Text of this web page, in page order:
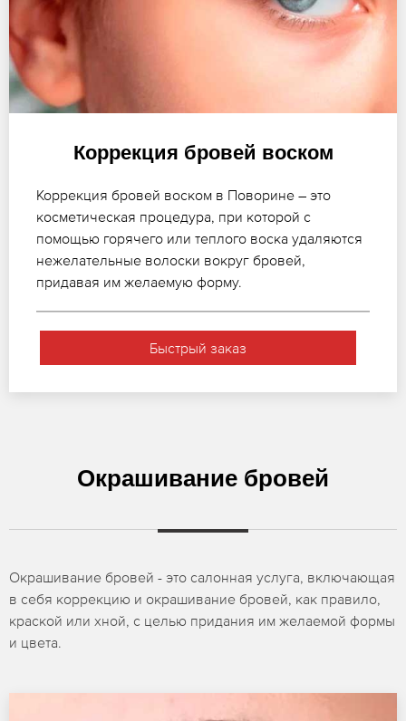
Коррекция бровей воском
Коррекция бровей воском в Поворине – это
косметическая процедура, при которой с
помощью горячего или теплого воска удаляются
нежелательные волоски вокруг бровей,
придавая им желаемую форму.
Быстрый заказ
Окрашивание бровей
Окрашивание бровей - это салонная услуга, включающая
в себя коррекцию и окрашивание бровей, как правило,
краской или хной, с целью придания им желаемой формы
и цвета.